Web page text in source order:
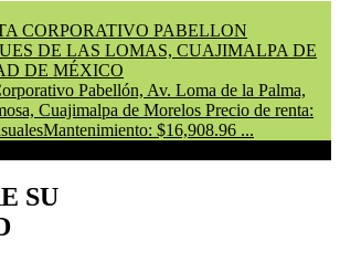
CORPORATIVO PABELLON
DE LAS LOMAS, CUAJIMALPA DE
DE MÉXICO
Pabellón, Av. Loma de la Palma,
Cuajimalpa de Morelos Precio de renta:
$16,908.96 ...
SU